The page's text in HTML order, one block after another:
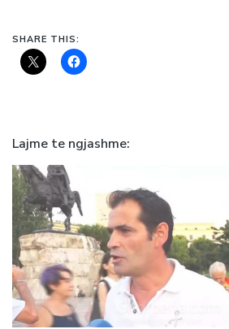
SHARE THIS:
Lajme te ngjashme